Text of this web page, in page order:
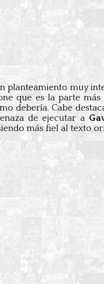
planteamiento muy
que es la parte
debería. Cabe
de ejecutar a
más fiel al texto